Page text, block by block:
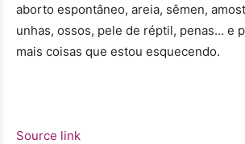
aborto espontâneo, areia, sêmen,
unhas, ossos, pele de réptil, penas… e
mais coisas que estou esquecendo.
Source link